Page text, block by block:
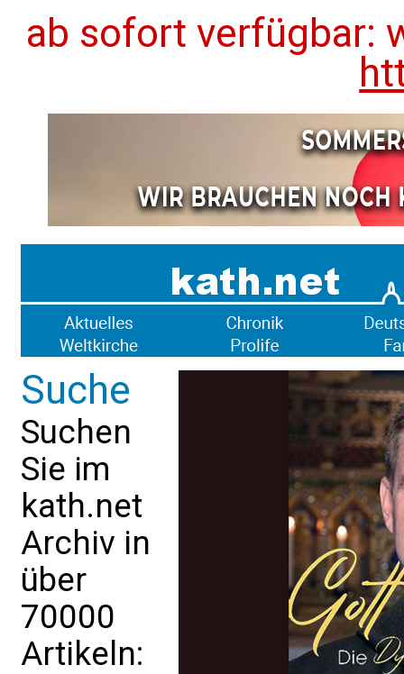
ab sofort verfügbar:
Suche
Suchen
Sie im
kath.net
Archiv in
über
70000
Artikeln: